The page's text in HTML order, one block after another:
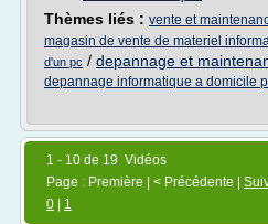
Thèmes liés : vente et
magasin de vente de materiel
d'un pc / depannage et
depannage informatique a domicile
1 - 10 de 19 Vidéos
Page : Première | < Précédente |
0
1